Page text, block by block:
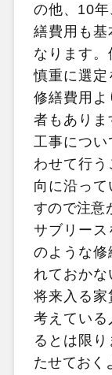
の他、10
繕費用も
なります
慎重に選
修繕費用
者もあり
工事につ
わせて行
向に沿っ
すので注意
サブリース
のような修
れておかな
将来入る家
考えている
るとは限
たせておく